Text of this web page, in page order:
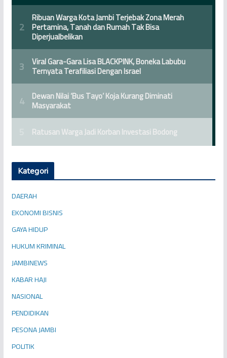
Kategori
DAERAH
EKONOMI BISNIS
GAYA HIDUP
HUKUM KRIMINAL
JAMBINEWS
KABAR HAJI
NASIONAL
PENDIDIKAN
PESONA JAMBI
POLITIK